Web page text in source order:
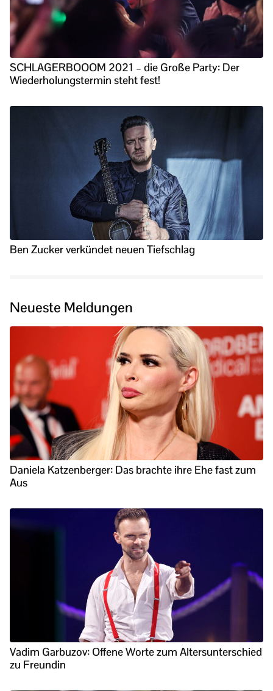
SCHLAGERBOOOM 2021 – die Große Party: Der
Wiederholungstermin steht fest!
Ben Zucker verkündet neuen Tiefschlag
Neueste Meldungen
Daniela Katzenberger: Das brachte ihre Ehe fast zum
Aus
Vadim Garbuzov: Offene Worte zum Altersunterschied
zu Freundin